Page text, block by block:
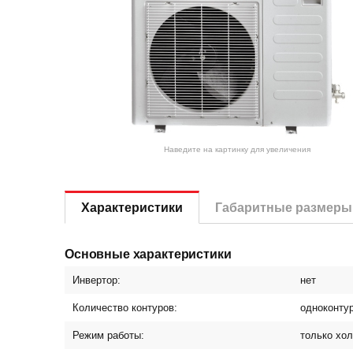
Наведите на картинку для увеличения
Характеристики Габаритные размеры
Основные характеристики
Инвертор: нет
Количество контуров:
Режим работы: только